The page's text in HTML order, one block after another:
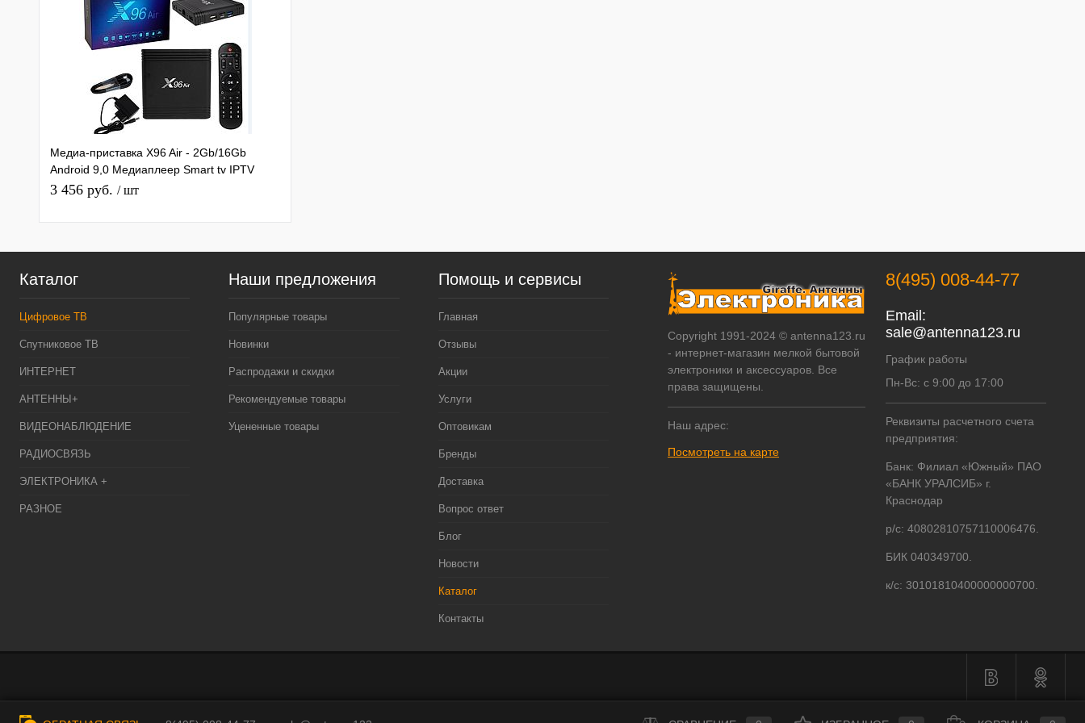
Медиа-приставка X96 Air - 2Gb/16Gb
Android 9,0 Медиаплеер Smart tv IPTV
приставка 4K H.265
3 456 руб. / шт
Каталог
Цифровое ТВ
Спутниковое ТВ
ИНТЕРНЕТ
АНТЕННЫ+
ВИДЕОНАБЛЮДЕНИЕ
РАДИОСВЯЗЬ
ЭЛЕКТРОНИКА +
РАЗНОЕ
Наши предложения
Популярные товары
Новинки
Распродажи и скидки
Рекомендуемые товары
Уцененные товары
Помощь и сервисы
Главная
Отзывы
Акции
Услуги
Оптовикам
Бренды
Доставка
Вопрос ответ
Блог
Новости
Каталог
Контакты
Copyright 1991-2024 © antenna123.ru
- интернет-магазин мелкой бытовой
электроники и аксессуаров. Все
права защищены.
Наш адрес:
Посмотреть на карте
8(495) 008-44-77
Email:
sale@antenna123.ru
График работы
Пн-Вс: с 9:00 до 17:00
Реквизиты расчетного счета
предприятия:
Банк: Филиал «Южный» ПАО
«БАНК УРАЛСИБ» г.
Краснодар
р/с: 40802810757110006476.
БИК 040349700.
к/с: 30101810400000000700.